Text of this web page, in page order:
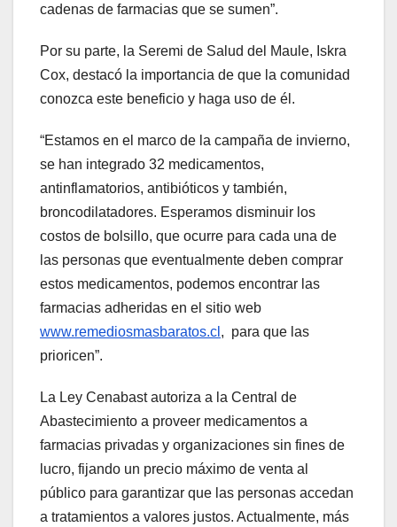
cadenas de farmacias que se sumen”.
Por su parte, la Seremi de Salud del Maule, Iskra
Cox, destacó la importancia de que la comunidad
conozca este beneficio y haga uso de él.
“Estamos en el marco de la campaña de invierno,
se han integrado 32 medicamentos,
antinflamatorios, antibióticos y también,
broncodilatadores. Esperamos disminuir los
costos de bolsillo, que ocurre para cada una de
las personas que eventualmente deben comprar
estos medicamentos, podemos encontrar las
farmacias adheridas en el sitio web
www.remediosmasbaratos.cl , para que las
prioricen”.
La Ley Cenabast autoriza a la Central de
Abastecimiento a proveer medicamentos a
farmacias privadas y organizaciones sin fines de
lucro, fijando un precio máximo de venta al
público para garantizar que las personas accedan
a tratamientos a valores justos. Actualmente, más